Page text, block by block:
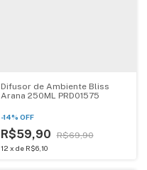
Difusor de Ambiente Bliss
Arana 250ML PRD01575
-14% OFF
R$59,90 R$69,90
12 x de R$6,10